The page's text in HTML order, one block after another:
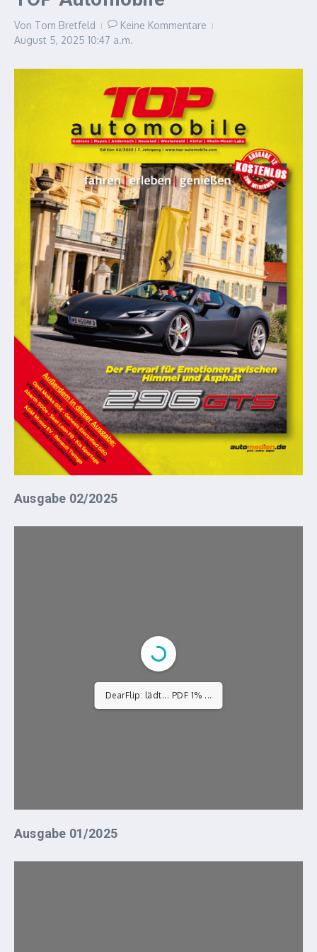
Von Tom Bretfeld
Keine Kommentare
August 5, 2025 10:47 a.m.
Ausgabe 02/2025
DearFlip: lädt... PDF 1% ...
Ausgabe 01/2025